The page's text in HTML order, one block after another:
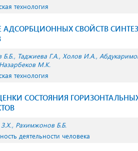
технология
АДСОРБЦИОННЫХ СВОЙСТВ
Б.Б. Таджиева Г.А. Холов И.А.
Назарбеков М.К.
технология
СОСТОЯНИЯ
Рахимжонов Б.Б.
деятельности человека